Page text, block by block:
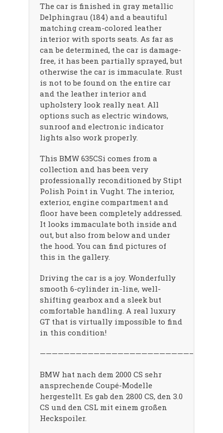
The car is finished in gray metallic
Delphingrau (184) and a beautiful
matching cream-colored leather
interior with sports seats. As far as
can be determined, the car is damage-
free, it has been partially sprayed, but
otherwise the car is immaculate. Rust
is not to be found on the entire car
and the leather interior and
upholstery look really neat. All
options such as electric windows,
sunroof and electronic indicator
lights also work properly.
This BMW 635CSi comes from a
collection and has been very
professionally reconditioned by Stipt
Polish Point in Vught. The interior,
exterior, engine compartment and
floor have been completely addressed.
It looks immaculate both inside and
out, but also from below and under
the hood. You can find pictures of
this in the gallery.
Driving the car is a joy. Wonderfully
smooth 6-cylinder in-line, well-
shifting gearbox and a sleek but
comfortable handling. A real luxury
GT that is virtually impossible to find
in this condition!
BMW hat nach dem 2000 CS sehr
ansprechende Coupé-Modelle
hergestellt. Es gab den 2800 CS, den 3.0
CS und den CSL mit einem großen
Heckspoiler.